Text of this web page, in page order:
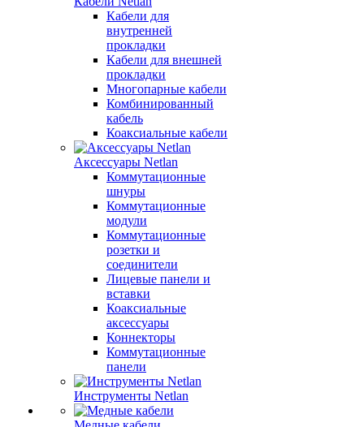
Кабели для
внутренней
прокладки
Кабели для внешней
прокладки
Многопарные кабели
Комбинированный
кабель
Коаксиальные кабели
Аксессуары Netlan
Коммутационные
шнуры
Коммутационные
модули
Коммутационные
розетки и
соединители
Лицевые панели и
вставки
Коаксиальные
аксессуары
Коннекторы
Коммутационные
панели
Инструменты Netlan